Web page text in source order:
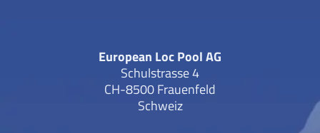
European Loc Pool AG
Schulstrasse 4
CH-8500 Frauenfeld
Schweiz